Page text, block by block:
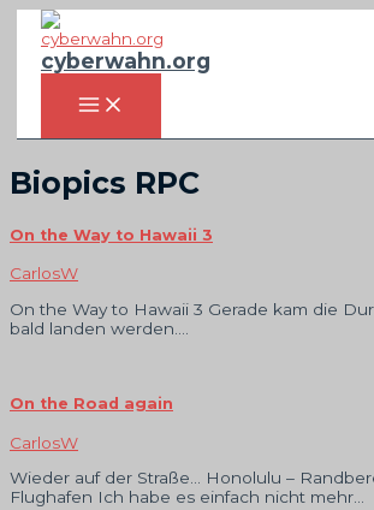
Zum
Inhalt
springen
cyberwahn.org
MAIN
MENU
Biopics RPC
On the Way to Hawaii 3
CarlosW
On the Way to Hawaii 3 Gerade kam die
bald landen werden….
On the Road again
CarlosW
Wieder auf der Straße… Honolulu –
Flughafen Ich habe es einfach nicht mehr…